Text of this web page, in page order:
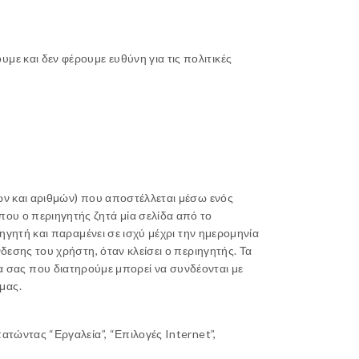
και δεν φέρουμε ευθύνη για τις πολιτικές
και αριθμών) που αποστέλλεται μέσω ενός
ο περιηγητής ζητά μία σελίδα από το
και παραμένει σε ισχύ μέχρι την ημερομηνία
του χρήστη, όταν κλείσει ο περιηγητής. Τα
που διατηρούμε μπορεί να συνδέονται με
“Εργαλεία”, “Επιλογές Internet”,